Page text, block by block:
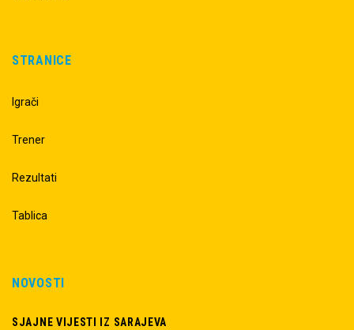
STRANICE
Igrači
Trener
Rezultati
Tablica
NOVOSTI
SJAJNE VIJESTI IZ SARAJEVA